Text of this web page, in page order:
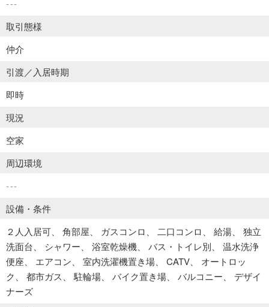
---
取引態様
仲介
引渡／入居時期
即時
現況
空家
周辺環境
---
設備・条件
２人入居可
角部屋 ガスコンロ 二口コンロ 給湯
独立
洗面台
シャワー 浴室乾燥機 バス・トイレ別
温水洗浄
便座
エアコン 室内洗濯機置き場 CATV
オートロッ
ク
都市ガス 駐輪場 バイク置き場 バルコニー
デザイ
ナーズ